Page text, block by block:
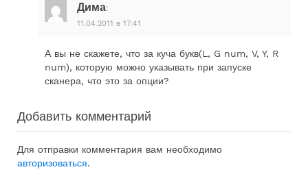
Дима:
11.04.2011 в 17:41
А вы не скажете, что за куча букв(L, G num, V, Y, R
num), которую можно указывать при запуске
сканера, что это за опции?
Добавить комментарий
Для отправки комментария вам необходимо
авторизоваться.